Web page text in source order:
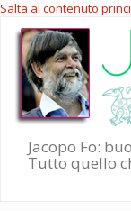
Salta al contenuto
Jacopo Fo:
Tutto quello